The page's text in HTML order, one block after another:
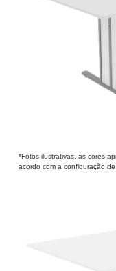
*Fotos ilustrativas, as cores
acordo com a configuração